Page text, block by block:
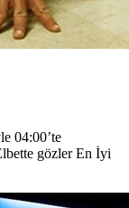
04:00’te
gözler En İyi